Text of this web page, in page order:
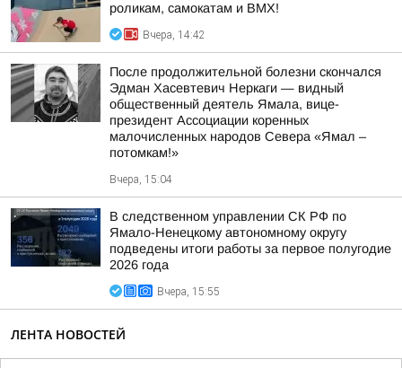
роликам, самокатам и BMX!
Вчера, 14:42
После продолжительной болезни скончался
Эдман Хасевтевич Неркаги — видный
общественный деятель Ямала, вице-
президент Ассоциации коренных
малочисленных народов Севера «Ямал –
потомкам!»
Вчера, 15:04
В следственном управлении СК РФ по
Ямало-Ненецкому автономному округу
подведены итоги работы за первое полугодие
2026 года
Вчера, 15:55
ЛЕНТА НОВОСТЕЙ